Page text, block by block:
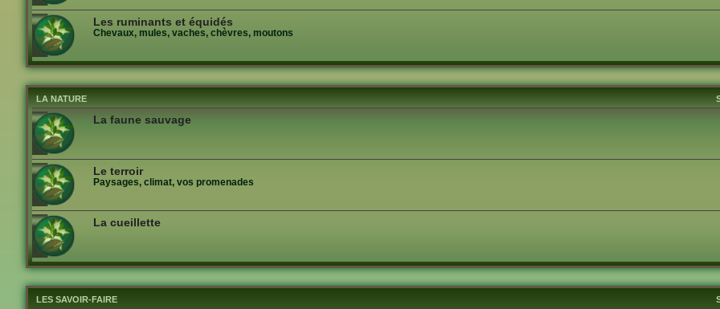
Les ruminants et équidés
Chevaux, mules, vaches, chèvres, moutons
LA NATURE
La faune sauvage
Le terroir
Paysages, climat, vos promenades
La cueillette
LES SAVOIR-FAIRE